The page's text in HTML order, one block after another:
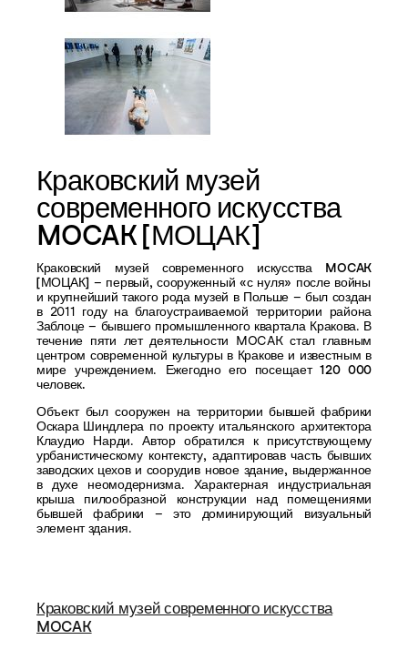
Краковский музей
современного искусства
MOCAK [МОЦАК]
Краковский музей современного искусства MOCAK
[МОЦАК] – первый, сооруженный «с нуля» после войны
и крупнейший такого рода музей в Польше – был создан
в 2011 году на благоустраиваемой территории района
Заблоце – бывшего промышленного квартала Кракова. В
течение пяти лет деятельности MOCAK стал главным
центром современной культуры в Кракове и известным в
мире учреждением. Ежегодно его посещает 120 000
человек.
Объект былсооружен на территории бывшей фабрики
Оскара Шиндлера по проекту итальянского архитектора
Клаудио Нарди. Автор обратился к присутствующему
урбанистическому контексту, адаптировав часть бывших
заводских цехов и соорудив новое здание, выдержанное
в духе неомодернизма. Характерная индустриальная
крыша пилообразной конструкции над помещениями
бывшей фабрики – это доминирующий визуальный
элемент здания.
Краковский музей современного искусства
MOCAK